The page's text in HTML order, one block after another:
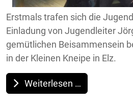
Erstmals trafen sich die
Einladung von Jugendleiter
gemütlichen Beisammensein
in der Kleinen Kneipe in Elz.
Weiterlesen …